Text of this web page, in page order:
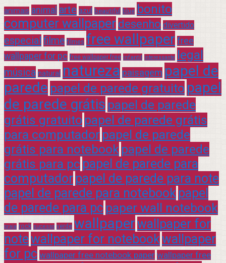
animais animal arte azul beautiful blue bonito
computer wallpaper desenho divertido
especial filme filmes free wallpaper free
wallpaper for pc free wallpaper free infantil interessante legal
música natural natureza paisagem papel de
parede papel de parede gratuito papel
de parede grátis papel de parede
grátis gratuito papel de parede grátis
para computador papel de parede
grátis para notebook papel de parede
grátis para pc papel de parede para
computador papel de parede para note
papel de parede para notebook papel
de parede para pc paper wall notebook
praia rock sucesso verde wallpaperwallpaper for
notewallpaper for notebookwallpaper
for pc wallpaper free notebook paper wallpaper free